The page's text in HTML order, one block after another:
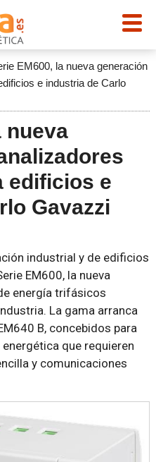
EM600, la nueva generación
e industria de Carlo
nueva
edificios e
Gavazzi
industrial y de edificios
EM600, la nueva
energía trifásicos
La gama arranca
B, concebidos para
que requieren
y comunicaciones